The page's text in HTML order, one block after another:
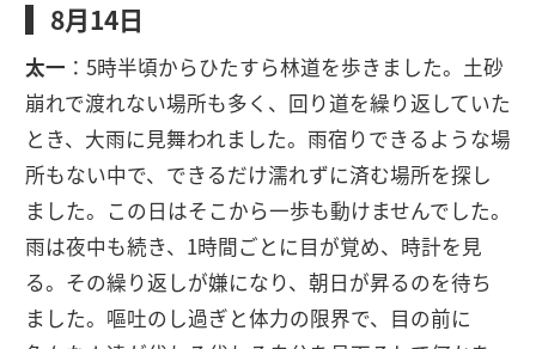
8月14日
太一 ：5時半頃からひたすら林道を歩きました。土砂
崩れで渡れない場所も多く、回り道を繰り返していた
とき、大雨に見舞われました。雨宿りできるような場
所もない中で、できるだけ濡れずに済む場所を探し
ました。この日はそこから一歩も動けませんでした。
雨は夜中も続き、1時間ごとに目が覚め、時計を見
る。その繰り返しが嫌になり、朝日が昇るのを待ち
ました。嘔吐のし過ぎと体力の限界で、目の前に